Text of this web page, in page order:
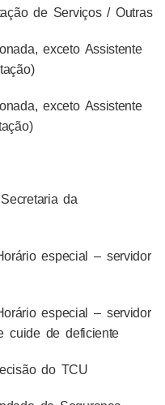
de Serviços / Outras
exceto Assistente
exceto Assistente
da
especial – servidor
especial – servidor
cuide de deficiente
do TCU